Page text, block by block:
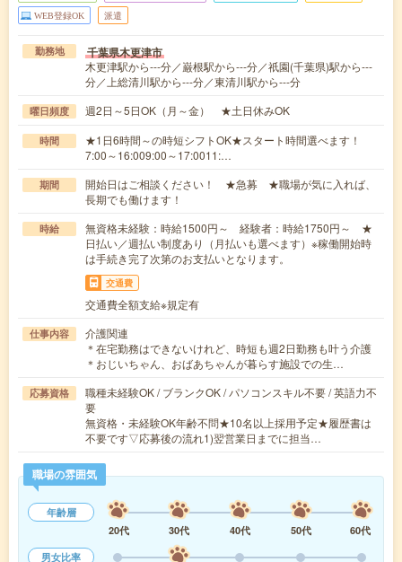
WEB登録OK 派遣
勤務地 千葉県木更津市
木更津駅から---分／巌根駅から---分／祇園(千葉県)駅から---
分／上総清川駅から---分／東清川駅から---分
曜日頻度 週2日～5日OK（月～金） ★土日休みOK
時間
★1日6時間～の時短シフトOK★スタート時間選べます！
7:00～16:009:00～17:0011:…
期間
開始日はご相談ください！ ★急募 ★職場が気に入れば、
長期でも働けます！
時給
無資格未経験：時給1500円～ 経験者：時給1750円～ ★
日払い／週払い制度あり（月払いも選べます）※稼働開始時
は手続き完了次第のお支払いとなります。
交通費
交通費全額支給※規定有
仕事内容
介護関連
＊在宅勤務はできないけれど、時短も週2日勤務も叶う介護
＊おじいちゃん、おばあちゃんが暮らす施設での生…
応募資格
職種未経験OK / ブランクOK / パソコンスキル不要 / 英語力不
要
無資格・未経験OK年齢不問★10名以上採用予定★履歴書は
不要です▽応募後の流れ1)翌営業日までに担当…
職場の雰囲気
年齢層
20代
30代 40代 50代
60代
男女比率